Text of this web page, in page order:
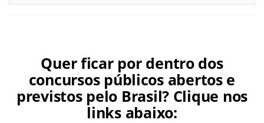
Quer ficar por dentro dos
concursos públicos abertos e
previstos pelo Brasil? Clique nos
links abaixo: